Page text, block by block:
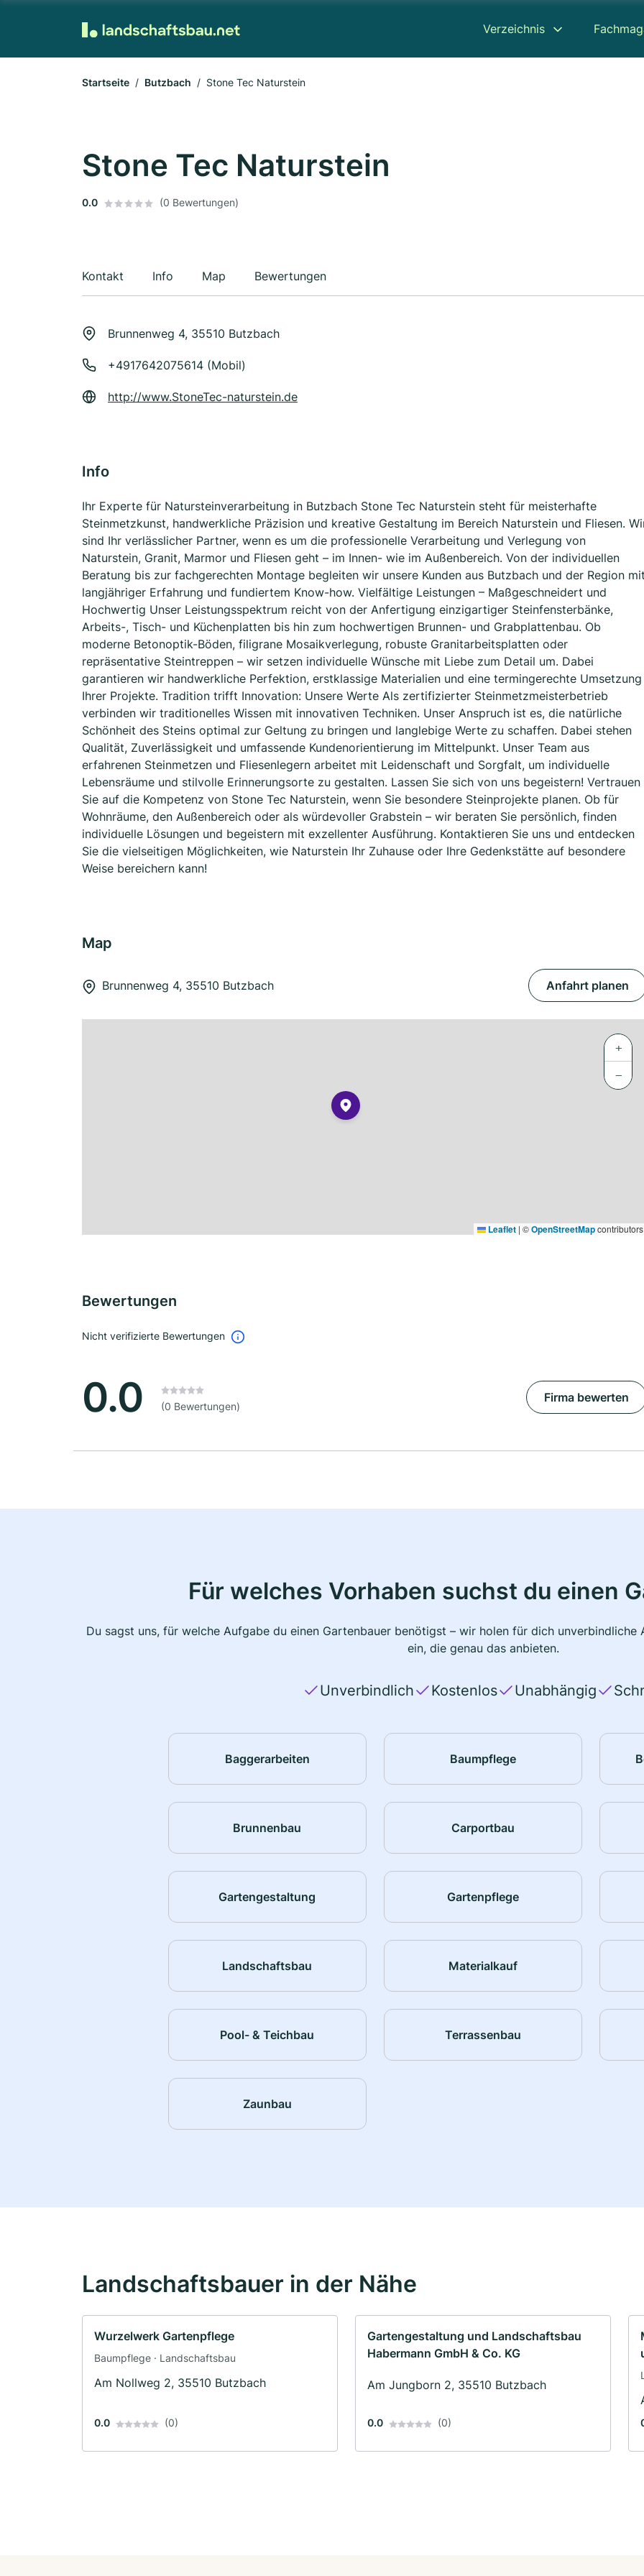
Verzeichnis
Startseite Butzbach Stone Tec Naturstein
Stone Tec Naturstein
0.0 (0 Bewertungen)
Kontakt Info Map Bewertungen
Brunnenweg 4, 35510 Butzbach
+4917642075614 (Mobil)
http://www.StoneTec-naturstein.de
Info
Ihr Experte für Natursteinverarbeitung in Butzbach Stone Tec Naturstein steht für meisterhafte
Steinmetzkunst, handwerkliche Präzision und kreative Gestaltung im Bereich Naturstein und Fliesen.
sind Ihr verlässlicher Partner, wenn es um die professionelle Verarbeitung und Verlegung von
Naturstein, Granit, Marmor und Fliesen geht – im Innen- wie im Außenbereich. Von der individuellen
Beratung bis zur fachgerechten Montage begleiten wir unsere Kunden aus Butzbach und der Region mit
langjähriger Erfahrung und fundiertem Know-how. Vielfältige Leistungen – Maßgeschneidert und
Hochwertig Unser Leistungsspektrum reicht von der Anfertigung einzigartiger Steinfensterbänke,
Arbeits-, Tisch- und Küchenplatten bis hin zum hochwertigen Brunnen- und Grabplattenbau. Ob
moderne Betonoptik-Böden, filigrane Mosaikverlegung, robuste Granitarbeitsplatten oder
repräsentative Steintreppen – wir setzen individuelle Wünsche mit Liebe zum Detail um. Dabei
garantieren wir handwerkliche Perfektion, erstklassige Materialien und eine termingerechte Umsetzung
Ihrer Projekte. Tradition trifft Innovation: Unsere Werte Als zertifizierter Steinmetzmeisterbetrieb
verbinden wir traditionelles Wissen mit innovativen Techniken. Unser Anspruch ist es, die natürliche
Schönheit des Steins optimal zur Geltung zu bringen und langlebige Werte zu schaffen. Dabei stehen
Qualität, Zuverlässigkeit und umfassende Kundenorientierung im Mittelpunkt. Unser Team aus
erfahrenen Steinmetzen und Fliesenlegern arbeitet mit Leidenschaft und Sorgfalt, um individuelle
Lebensräume und stilvolle Erinnerungsorte zu gestalten. Lassen Sie sich von uns begeistern! Vertrauen
Sie auf die Kompetenz von Stone Tec Naturstein, wenn Sie besondere Steinprojekte planen. Ob für
Wohnräume, den Außenbereich oder als würdevoller Grabstein – wir beraten Sie persönlich, finden
individuelle Lösungen und begeistern mit exzellenter Ausführung. Kontaktieren Sie uns und entdecken
Sie die vielseitigen Möglichkeiten, wie Naturstein Ihr Zuhause oder Ihre Gedenkstätte auf besondere
Weise bereichern kann!
Map
Brunnenweg 4, 35510 Butzbach Anfahrt planen
+
−
Leaflet | ©OpenStreetMapcontributors
Bewertungen
Nicht verifizierte Bewertungen
0.0 (0 Bewertungen)
Firma bewerten
Für welches Vorhaben suchst du einen
Du sagst uns, für welche Aufgabe du einen Gartenbauer benötigst – wir holen für dich
ein, die genau das anbieten.
Unverbindlich Kostenlos Unabhängig
Baggerarbeiten Baumpflege
Brunnenbau Carportbau
Gartengestaltung Gartenpflege
Landschaftsbau Materialkauf
Pool- & Teichbau Terrassenbau
Zaunbau
Landschaftsbauer in der Nähe
Wurzelwerk Gartenpflege
Baumpflege · Landschaftsbau
Am Nollweg 2, 35510 Butzbach
0.0 (0)
Gartengestaltung und Landschaftsbau
Habermann GmbH & Co. KG
Am Jungborn 2, 35510 Butzbach
0.0 (0)